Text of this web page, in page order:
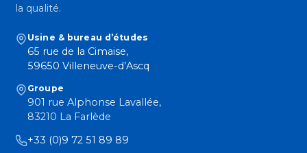
la qualité.
Usine & bureau d’études
65 rue de la Cimaise,
59650 Villeneuve-d’Ascq
Groupe
901 rue Alphonse Lavallée,
83210 La Farlède
+33 (0)9 72 51 89 89